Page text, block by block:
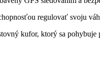
regulovať svoju
kufor, ktorý sa